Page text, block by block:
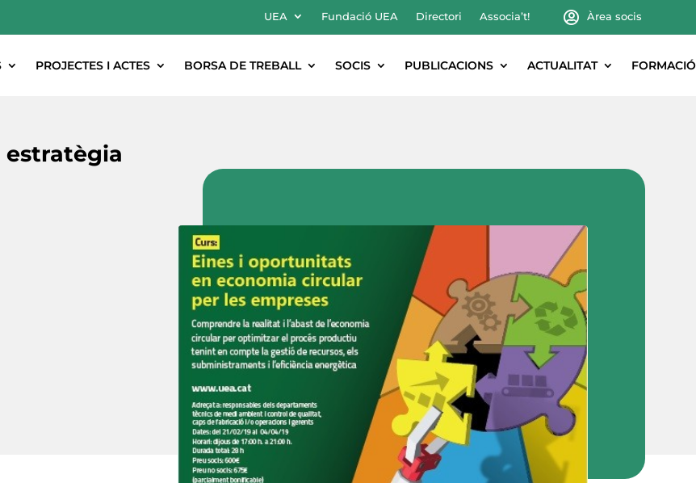
UEA Fundació UEA Directori Associa’t! Àrea socis
PROJECTES I ACTES BORSA DE TREBALL SOCIS PUBLICACIONS ACTUALITAT FORMACIÓ
estratègia